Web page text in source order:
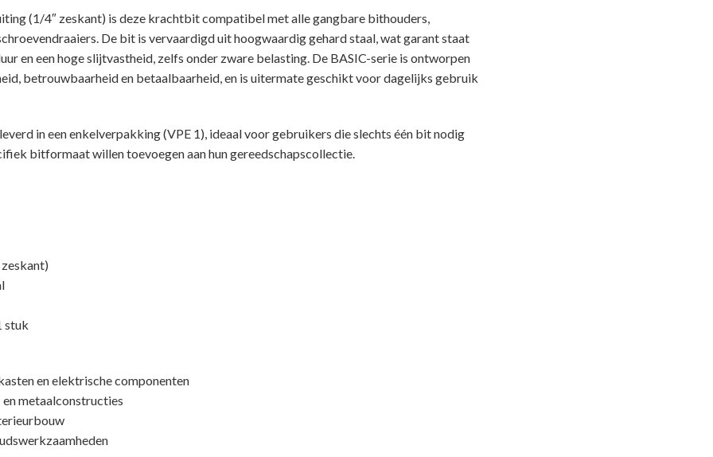
(1/4″ zeskant) is deze krachtbit compatibel met alle gangbare bithouders,
De bit is vervaardigd uit hoogwaardig gehard staal, wat garant staat
en een hoge slijtvastheid, zelfs onder zware belasting. De BASIC-serie is ontworpen
betrouwbaarheid en betaalbaarheid, en is uitermate geschikt voor dagelijks gebruik
in een enkelverpakking (VPE 1), ideaal voor gebruikers die slechts één bit nodig
bitformaat willen toevoegen aan hun gereedschapscollectie.
stuk
en elektrische componenten
metaalconstructies